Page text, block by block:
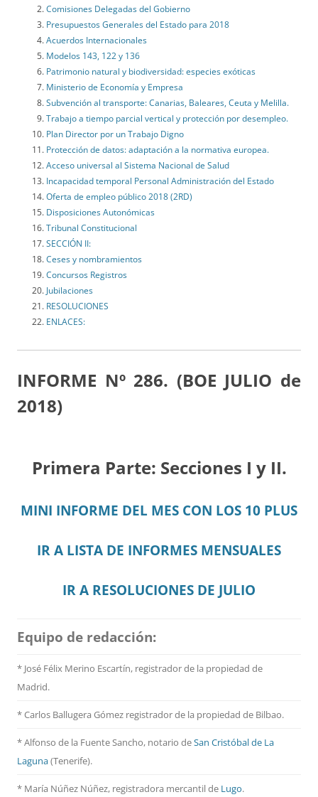
Comisiones Delegadas del Gobierno
Presupuestos Generales del Estado para 2018
Acuerdos Internacionales
Modelos 143, 122 y 136
Patrimonio natural y biodiversidad: especies exóticas
Ministerio de Economía y Empresa
Subvención al transporte: Canarias, Baleares, Ceuta y Melilla.
Trabajo a tiempo parcial vertical y protección por desempleo.
Plan Director por un Trabajo Digno
Protección de datos: adaptación a la normativa europea.
Acceso universal al Sistema Nacional de Salud
Incapacidad temporal Personal Administración del Estado
Oferta de empleo público 2018 (2RD)
Disposiciones Autonómicas
Tribunal Constitucional
SECCIÓN II:
Ceses y nombramientos
Concursos Registros
Jubilaciones
RESOLUCIONES
ENLACES:
INFORME Nº 286. (BOE JULIO de
2018)
Primera Parte: Secciones I y II.
MINI INFORME DEL MES CON LOS 10 PLUS
IR A LISTA DE INFORMES MENSUALES
IR A RESOLUCIONES DE JULIO
Equipo de redacción:
* José Félix Merino Escartín, registrador de la propiedad de
Madrid.
* Carlos Ballugera Gómez registrador de la propiedad de Bilbao.
* Alfonso de la Fuente Sancho, notario deSan Cristóbal de La
Laguna(Tenerife).
* María Núñez Núñez, registradora mercantil de Lugo.